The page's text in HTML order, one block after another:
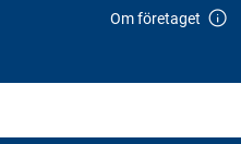
Om företaget